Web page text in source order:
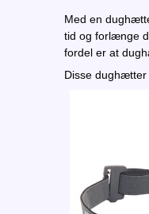
Med en
tid og forlænge
fordel er at
Disse dughætter